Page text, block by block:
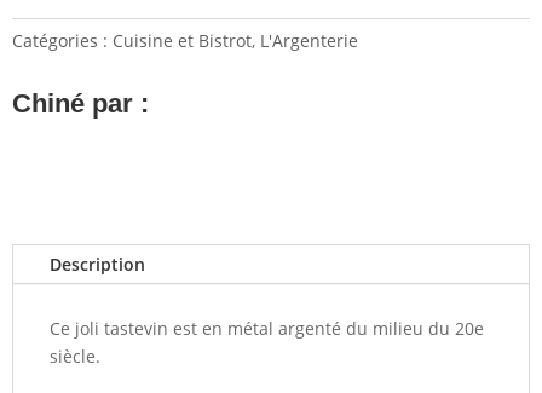
Catégories : Cuisine et Bistrot, L'Argenterie
Chiné par :
Description
Ce joli tastevin est en métal argenté du milieu du 20e
siècle.